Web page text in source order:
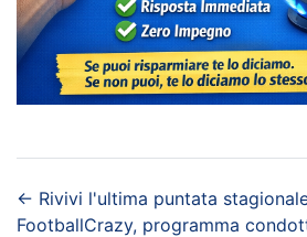
← Rivivi l'ultima puntata
FootballCrazy, programma